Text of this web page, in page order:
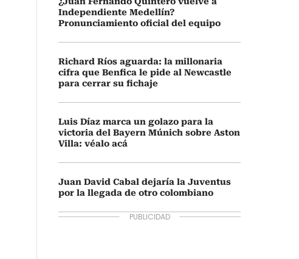
Independiente Medellín?
Pronunciamiento oficial del equipo
Richard Ríos aguarda: la millonaria
cifra que Benfica le pide al Newcastle
para cerrar su fichaje
Luis Díaz marca un golazo para la
victoria del Bayern Múnich sobre Aston
Villa: véalo acá
Juan David Cabal dejaría la Juventus
por la llegada de otro colombiano